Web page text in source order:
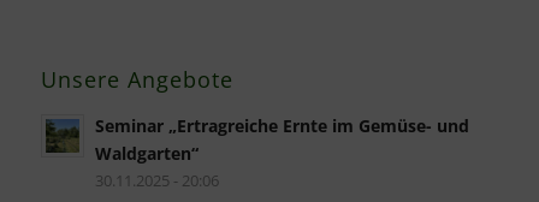
Unsere Angebote
Seminar „Ertragreiche Ernte im Gemüse- und
Waldgarten“
30.11.2025 - 20:06